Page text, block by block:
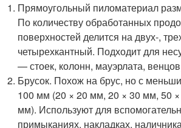
Прямоугольный пиломатериал
По количеству обработанных
поверхностей делится на двух-,
четырехкантный. Подходит для
— стоек, колонн, мауэрлата,
Брусок. Похож на брус, но с
100 мм (20 × 20 мм, 20 × 30 мм, 50
мм). Используют для
примыканиях, накладках,